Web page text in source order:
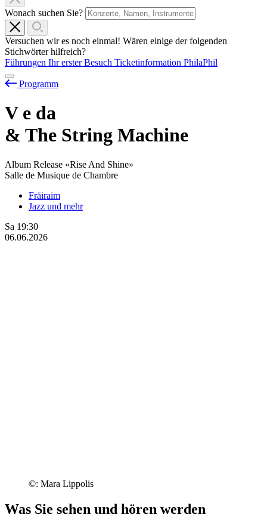
Wonach suchen Sie?
Versuchen wir es noch einmal! Wären einige der folgenden
Stichwörter hilfreich?
Führungen Ihr erster Besuch Ticketinformation PhilaPhil
Programm
V e da
& The String Machine
Album Release «Rise And Shine»
Salle de Musique de Chambre
Fräiraim
Jazz und mehr
Sa 19:30
06.06.2026
©: Mara Lippolis
Was Sie sehen und hören werden